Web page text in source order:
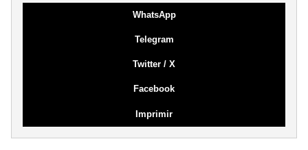
WhatsApp
Telegram
Twitter / X
Facebook
Imprimir